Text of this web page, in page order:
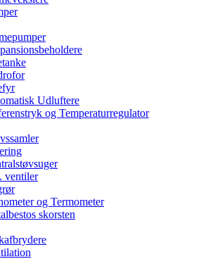
Udluftere
og Temperaturregulator
ventiler
og Termometer
skorsten